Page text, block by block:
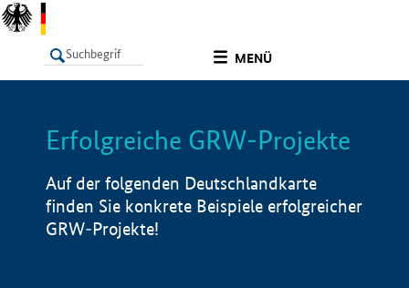
MENÜ
LISTE Info
Erfolgreiche GRW-Projekte
Auf der folgenden Deutschlandkarte
finden Sie konkrete Beispiele erfolgreicher
GRW-Projekte!